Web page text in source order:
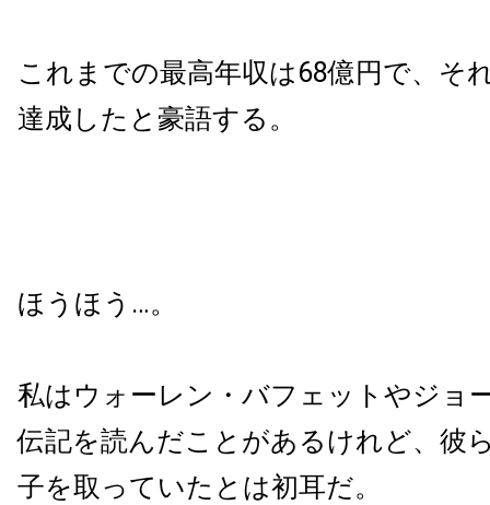
これまでの最高年収は68億円で、そ
達成したと豪語する。
ほうほう…。
私はウォーレン・バフェットやジョ
伝記を読んだことがあるけれど、彼
子を取っていたとは初耳だ。